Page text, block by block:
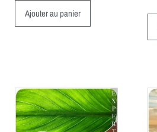
Ajouter au panier